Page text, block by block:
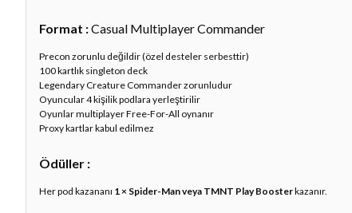
Format :Casual Multiplayer Commander
Precon zorunlu değildir (özel desteler serbesttir)
100 kartlık singleton deck
Legendary Creature Commander zorunludur
Oyuncular 4 kişilik podlara yerleştirilir
Oyunlar multiplayer Free-For-All oynanır
Proxy kartlar kabul edilmez
Ödüller :
Her pod kazananı 1 × Spider-Man veya TMNT Play Boosterkazanır.